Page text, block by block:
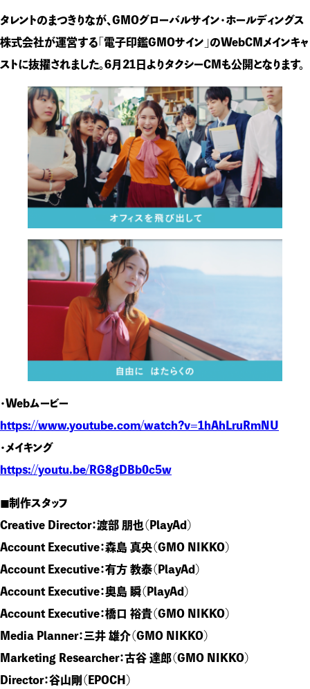
タレントのまつきりなが、GMOグローバルサイン・ホールディングス
株式会社が運営する「電子印鑑GMOサイン」のWebCMメインキャ
ストに抜擢されました。6月21日よりタクシーCMも公開となります。
・Webムービー
https://www.youtube.com/watch?v=1hAhLruRmNU
・メイキング
https://youtu.be/RG8gDBb0c5w
◼︎制作スタッフ
Creative Director：渡部 朋也（PlayAd）
Account Executive：森島 真央（GMO NIKKO）
Account Executive：有方 教泰（PlayAd）
Account Executive：奥島 瞬（PlayAd）
Account Executive：橋口 裕貴（GMO NIKKO）
Media Planner：三井 雄介（GMO NIKKO）
Marketing Researcher：古谷 達郎（GMO NIKKO）
Director：谷山剛（EPOCH）